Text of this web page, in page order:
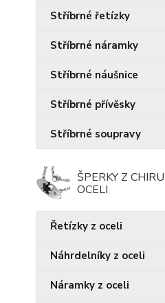
Stříbrné řetízky
Stříbrné náramky
Stříbrné náušnice
Stříbrné přívěsky
Stříbrné soupravy
ŠPERKY Z
OCELI
Řetízky z oceli
Náhrdelníky z oceli
Náramky z oceli